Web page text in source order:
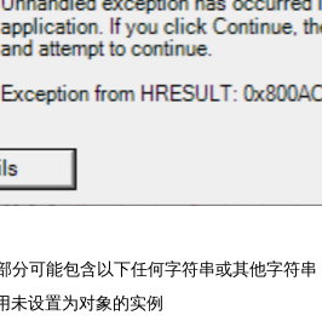
分可能包含以下任何字符串或其他字符串
未设置为对象的实例